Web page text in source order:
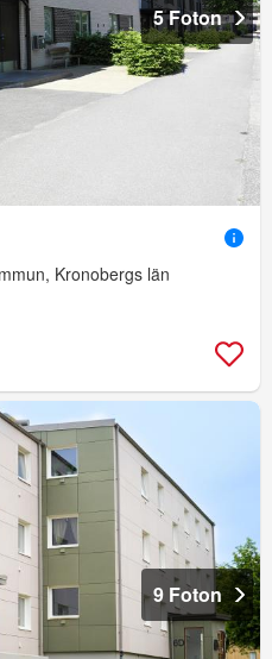
5 Foton
Kronobergs län
9 Foton